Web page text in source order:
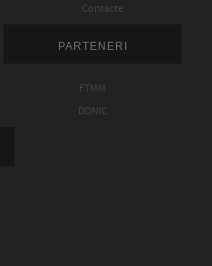
Contacte
PARTENERI
FTMM
DONIC